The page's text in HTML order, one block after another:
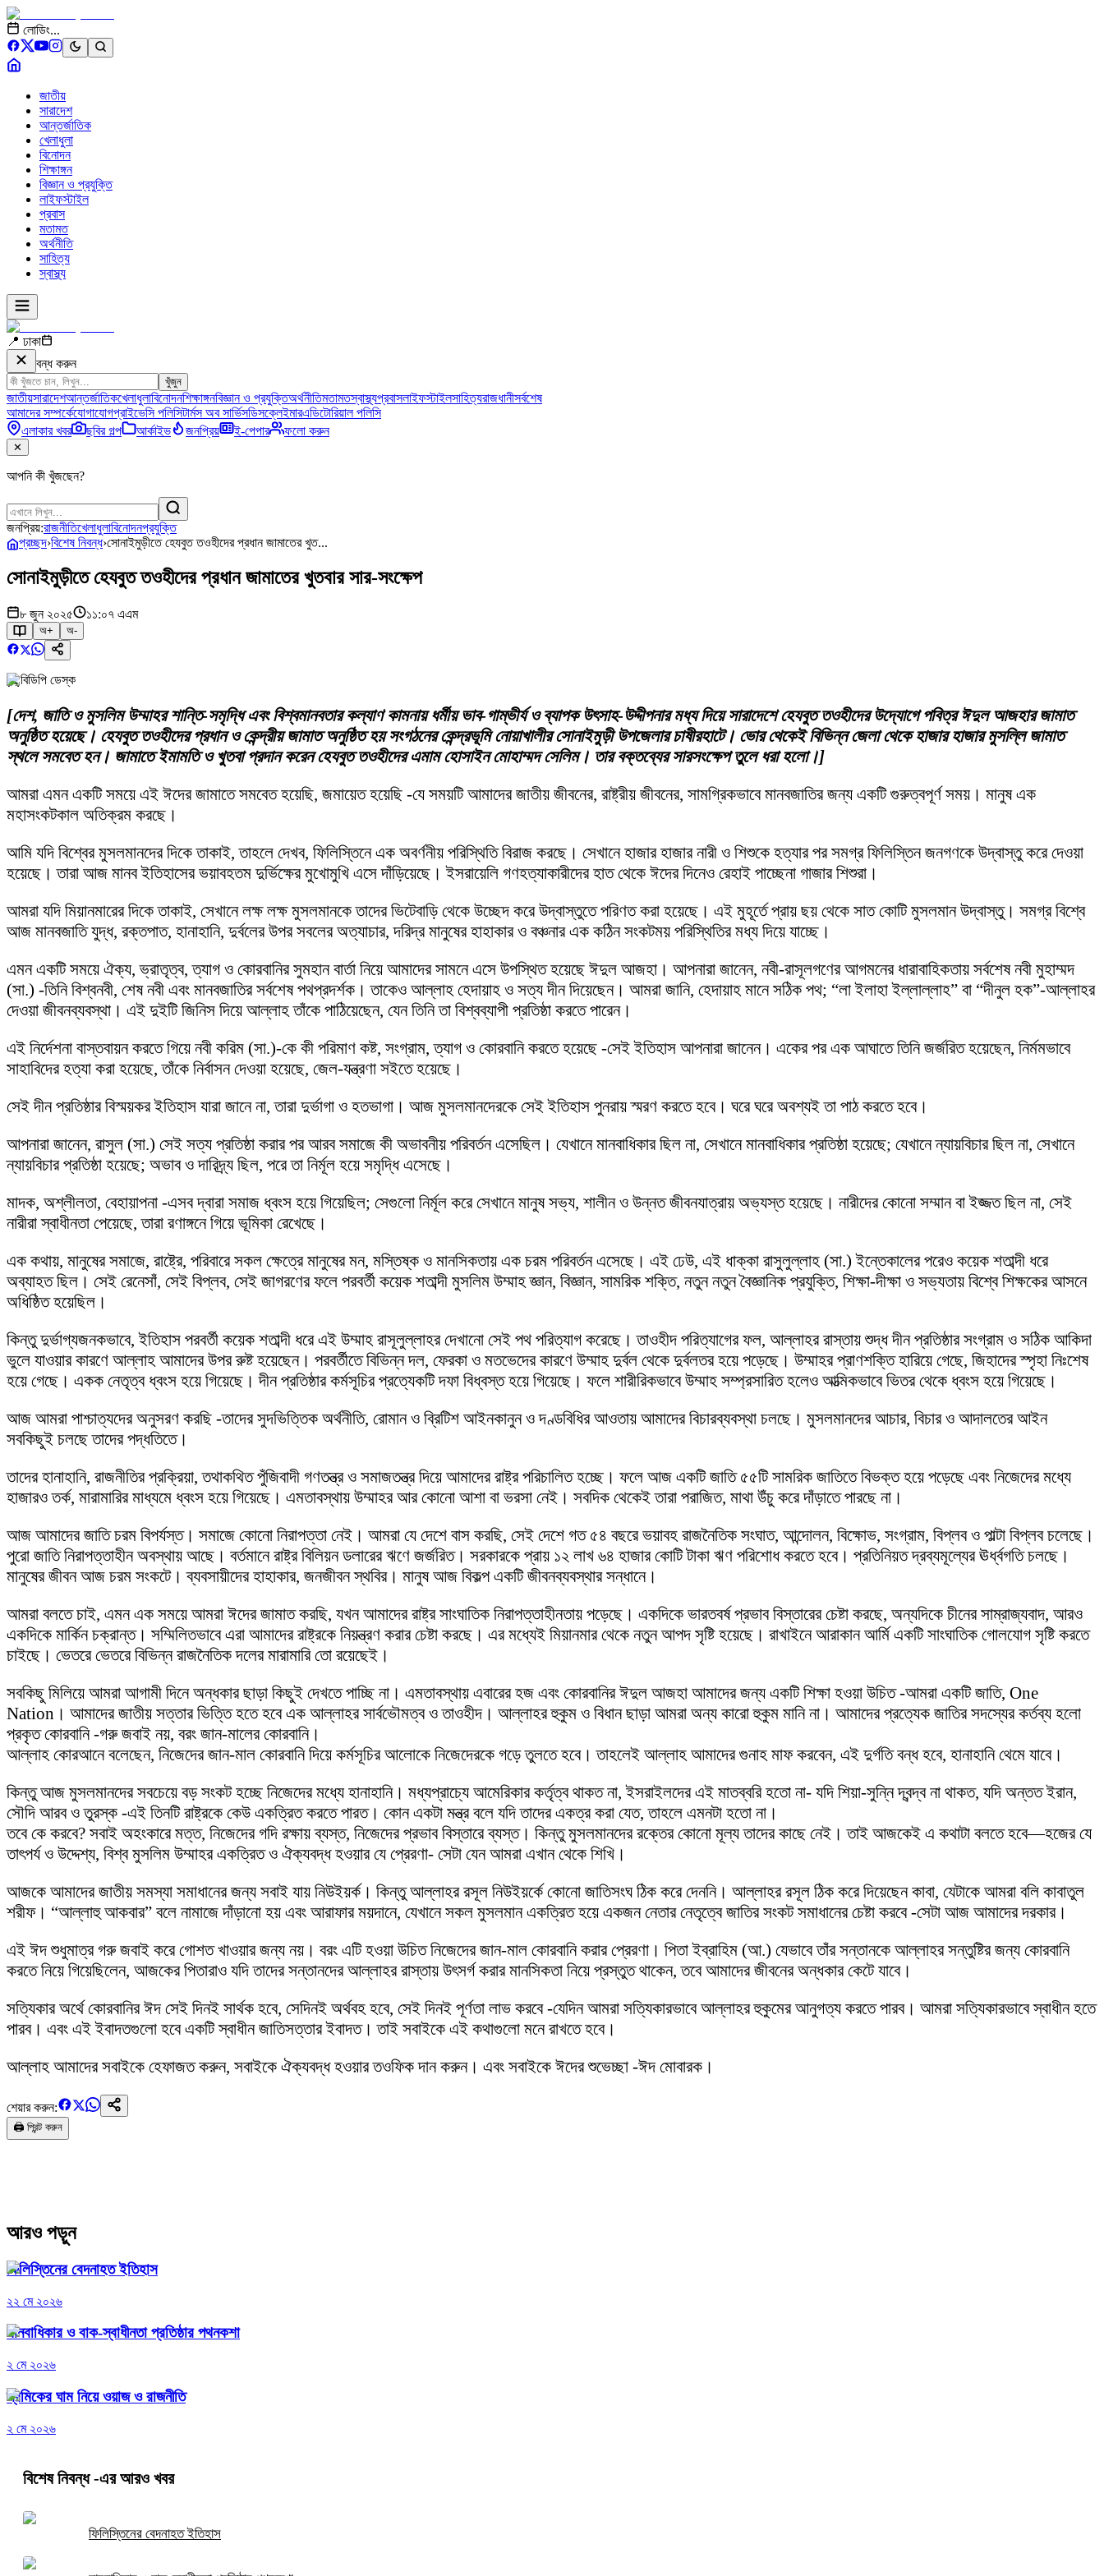
লোডিং...
জাতীয়
সারাদেশ
আন্তর্জাতিক
খেলাধুলা
বিনোদন
শিক্ষাঙ্গন
বিজ্ঞান ও প্রযুক্তি
লাইফস্টাইল
প্রবাস
মতামত
অর্থনীতি
সাহিত্য
স্বাস্থ্য
📍 ঢাকা
বন্ধ করুন
খুঁজুন
জাতীয়সারাদেশআন্তর্জাতিকখেলাধুলাবিনোদনশিক্ষাঙ্গনবিজ্ঞান ও প্রযুক্তিঅর্থনীতিমতামতস্বাস্থ্যপ্রবাসলাইফস্টাইলসাহিত্যরাজধানীসর্বশেষ
আমাদের সম্পর্কেযোগাযোগপ্রাইভেসি পলিসিটার্মস অব সার্ভিসডিসক্লেইমারএডিটোরিয়াল পলিসি
এলাকার খবর
ছবির গল্প আর্কাইভ জনপ্রিয় ই-পেপার ফলো করুন
✕
আপনি কী খুঁজছেন?
জনপ্রিয়:রাজনীতিখেলাধুলাবিনোদনপ্রযুক্তি
প্রচ্ছদ›বিশেষ নিবন্ধ›সোনাইমুড়ীতে হেযবুত তওহীদের প্রধান জামাতের খুত...
সোনাইমুড়ীতে হেযবুত তওহীদের প্রধান জামাতের খুতবার সার-সংক্ষেপ
৮ জুন ২০২৫ ১১:০৭ এএম
অ+ অ-
বিডিপি ডেস্ক
[দেশ, জাতি ও মুসলিম উম্মাহর শান্তি-সমৃদ্ধি এবং বিশ্বমানবতার কল্যাণ কামনায় ধর্মীয় ভাব-গাম্ভীর্য ও ব্যাপক উৎসাহ-উদ্দীপনার মধ্য দিয়ে সারাদেশে হেযবুত তওহীদের উদ্যোগে পবিত্র ঈদুল আজহার জামাত
অনুষ্ঠিত হয়েছে। হেযবুত তওহীদের প্রধান ও কেন্দ্রীয় জামাত অনুষ্ঠিত হয় সংগঠনের কেন্দ্রভূমি নোয়াখালীর সোনাইমুড়ী উপজেলার চাষীরহাটে। ভোর থেকেই বিভিন্ন জেলা থেকে হাজার হাজার মুসল্লি জামাত
স্থলে সমবেত হন। জামাতে ইমামতি ও খুতবা প্রদান করেন হেযবুত তওহীদের এমাম হোসাইন মোহাম্মদ সেলিম। তার বক্তব্যের সারসংক্ষেপ তুলে ধরা হলো।]
আমরা এমন একটি সময়ে এই ঈদের জামাতে সমবেত হয়েছি, জমায়েত হয়েছি -যে সময়টি আমাদের জাতীয় জীবনের, রাষ্ট্রীয় জীবনের, সামগ্রিকভাবে মানবজাতির জন্য একটি গুরুত্বপূর্ণ সময়। মানুষ এক
মহাসংকটকাল অতিক্রম করছে।
আমি যদি বিশ্বের মুসলমানদের দিকে তাকাই, তাহলে দেখব, ফিলিস্তিনে এক অবর্ণনীয় পরিস্থিতি বিরাজ করছে। সেখানে হাজার হাজার নারী ও শিশুকে হত্যার পর সমগ্র ফিলিস্তিন জনগণকে উদ্বাস্তু করে দেওয়া
হয়েছে। তারা আজ মানব ইতিহাসের ভয়াবহতম দুর্ভিক্ষের মুখোমুখি এসে দাঁড়িয়েছে। ইসরায়েলি গণহত্যাকারীদের হাত থেকে ঈদের দিনেও রেহাই পাচ্ছেনা গাজার শিশুরা।
আমরা যদি মিয়ানমারের দিকে তাকাই, সেখানে লক্ষ লক্ষ মুসলমানকে তাদের ভিটেবাড়ি থেকে উচ্ছেদ করে উদ্বাস্তুতে পরিণত করা হয়েছে। এই মুহূর্তে প্রায় ছয় থেকে সাত কোটি মুসলমান উদ্বাস্তু। সমগ্র বিশ্বে
আজ মানবজাতি যুদ্ধ, রক্তপাত, হানাহানি, দুর্বলের উপর সবলের অত্যাচার, দরিদ্র মানুষের হাহাকার ও বঞ্চনার এক কঠিন সংকটময় পরিস্থিতির মধ্য দিয়ে যাচ্ছে।
এমন একটি সময়ে ঐক্য, ভ্রাতৃত্ব, ত্যাগ ও কোরবানির সুমহান বার্তা নিয়ে আমাদের সামনে এসে উপস্থিত হয়েছে ঈদুল আজহা। আপনারা জানেন, নবী-রাসূলগণের আগমনের ধারাবাহিকতায় সর্বশেষ নবী মুহাম্মদ
(সা.) -তিনি বিশ্বনবী, শেষ নবী এবং মানবজাতির সর্বশেষ পথপ্রদর্শক। তাকেও আল্লাহ হেদায়াহ ও সত্য দীন দিয়েছেন। আমরা জানি, হেদায়াহ মানে সঠিক পথ; “লা ইলাহা ইল্লাল্লাহ” বা “দীনুল হক”-আল্লাহর
দেওয়া জীবনব্যবস্থা। এই দুইটি জিনিস দিয়ে আল্লাহ তাঁকে পাঠিয়েছেন, যেন তিনি তা বিশ্বব্যাপী প্রতিষ্ঠা করতে পারেন।
এই নির্দেশনা বাস্তবায়ন করতে গিয়ে নবী করিম (সা.)-কে কী পরিমাণ কষ্ট, সংগ্রাম, ত্যাগ ও কোরবানি করতে হয়েছে -সেই ইতিহাস আপনারা জানেন। একের পর এক আঘাতে তিনি জর্জরিত হয়েছেন, নির্মমভাবে
সাহাবিদের হত্যা করা হয়েছে, তাঁকে নির্বাসন দেওয়া হয়েছে, জেল-যন্ত্রণা সইতে হয়েছে।
সেই দীন প্রতিষ্ঠার বিস্ময়কর ইতিহাস যারা জানে না, তারা দুর্ভাগা ও হতভাগা। আজ মুসলমানদেরকে সেই ইতিহাস পুনরায় স্মরণ করতে হবে। ঘরে ঘরে অবশ্যই তা পাঠ করতে হবে।
আপনারা জানেন, রাসুল (সা.) সেই সত্য প্রতিষ্ঠা করার পর আরব সমাজে কী অভাবনীয় পরিবর্তন এসেছিল। যেখানে মানবাধিকার ছিল না, সেখানে মানবাধিকার প্রতিষ্ঠা হয়েছে; যেখানে ন্যায়বিচার ছিল না, সেখানে
ন্যায়বিচার প্রতিষ্ঠা হয়েছে; অভাব ও দারিদ্র্য ছিল, পরে তা নির্মূল হয়ে সমৃদ্ধি এসেছে।
মাদক, অশ্লীলতা, বেহায়াপনা -এসব দ্বারা সমাজ ধ্বংস হয়ে গিয়েছিল; সেগুলো নির্মূল করে সেখানে মানুষ সভ্য, শালীন ও উন্নত জীবনযাত্রায় অভ্যস্ত হয়েছে। নারীদের কোনো সম্মান বা ইজ্জত ছিল না, সেই
নারীরা স্বাধীনতা পেয়েছে, তারা রণাঙ্গনে গিয়ে ভূমিকা রেখেছে।
এক কথায়, মানুষের সমাজে, রাষ্ট্রে, পরিবারে সকল ক্ষেত্রে মানুষের মন, মস্তিষ্ক ও মানসিকতায় এক চরম পরিবর্তন এসেছে। এই ঢেউ, এই ধাক্কা রাসুলুল্লাহ (সা.) ইন্তেকালের পরেও কয়েক শতাব্দী ধরে
অব্যাহত ছিল। সেই রেনেসাঁ, সেই বিপ্লব, সেই জাগরণের ফলে পরবর্তী কয়েক শতাব্দী মুসলিম উম্মাহ জ্ঞান, বিজ্ঞান, সামরিক শক্তি, নতুন নতুন বৈজ্ঞানিক প্রযুক্তি, শিক্ষা-দীক্ষা ও সভ্যতায় বিশ্বে শিক্ষকের আসনে
অধিষ্ঠিত হয়েছিল।
কিন্তু দুর্ভাগ্যজনকভাবে, ইতিহাস পরবর্তী কয়েক শতাব্দী ধরে এই উম্মাহ রাসূলুল্লাহর দেখানো সেই পথ পরিত্যাগ করেছে। তাওহীদ পরিত্যাগের ফল, আল্লাহর রাস্তায় শুদ্ধ দীন প্রতিষ্ঠার সংগ্রাম ও সঠিক আকিদা
ভুলে যাওয়ার কারণে আল্লাহ আমাদের উপর রুষ্ট হয়েছেন। পরবর্তীতে বিভিন্ন দল, ফেরকা ও মতভেদের কারণে উম্মাহ দুর্বল থেকে দুর্বলতর হয়ে পড়েছে। উম্মাহর প্রাণশক্তি হারিয়ে গেছে, জিহাদের স্পৃহা নিঃশেষ
হয়ে গেছে। একক নেতৃত্ব ধ্বংস হয়ে গিয়েছে। দীন প্রতিষ্ঠার কর্মসূচির প্রত্যেকটি দফা বিধ্বস্ত হয়ে গিয়েছে। ফলে শারীরিকভাবে উম্মাহ সম্প্রসারিত হলেও আত্মিকভাবে ভিতর থেকে ধ্বংস হয়ে গিয়েছে।
আজ আমরা পাশ্চাত্যদের অনুসরণ করছি -তাদের সুদভিত্তিক অর্থনীতি, রোমান ও ব্রিটিশ আইনকানুন ও দণ্ডবিধির আওতায় আমাদের বিচারব্যবস্থা চলছে। মুসলমানদের আচার, বিচার ও আদালতের আইন
সবকিছুই চলছে তাদের পদ্ধতিতে।
তাদের হানাহানি, রাজনীতির প্রক্রিয়া, তথাকথিত পুঁজিবাদী গণতন্ত্র ও সমাজতন্ত্র দিয়ে আমাদের রাষ্ট্র পরিচালিত হচ্ছে। ফলে আজ একটি জাতি ৫৫টি সামরিক জাতিতে বিভক্ত হয়ে পড়েছে এবং নিজেদের মধ্যে
হাজারও তর্ক, মারামারির মাধ্যমে ধ্বংস হয়ে গিয়েছে। এমতাবস্থায় উম্মাহর আর কোনো আশা বা ভরসা নেই। সবদিক থেকেই তারা পরাজিত, মাথা উঁচু করে দাঁড়াতে পারছে না।
আজ আমাদের জাতি চরম বিপর্যস্ত। সমাজে কোনো নিরাপত্তা নেই। আমরা যে দেশে বাস করছি, সেই দেশে গত ৫৪ বছরে ভয়াবহ রাজনৈতিক সংঘাত, আন্দোলন, বিক্ষোভ, সংগ্রাম, বিপ্লব ও পাল্টা বিপ্লব চলেছে।
পুরো জাতি নিরাপত্তাহীন অবস্থায় আছে। বর্তমানে রাষ্ট্র বিলিয়ন ডলারের ঋণে জর্জরিত। সরকারকে প্রায় ১২ লাখ ৬৪ হাজার কোটি টাকা ঋণ পরিশোধ করতে হবে। প্রতিনিয়ত দ্রব্যমূল্যের ঊর্ধ্বগতি চলছে।
মানুষের জীবন আজ চরম সংকটে। ব্যবসায়ীদের হাহাকার, জনজীবন স্থবির। মানুষ আজ বিকল্প একটি জীবনব্যবস্থার সন্ধানে।
আমরা বলতে চাই, এমন এক সময়ে আমরা ঈদের জামাত করছি, যখন আমাদের রাষ্ট্র সাংঘাতিক নিরাপত্তাহীনতায় পড়েছে। একদিকে ভারতবর্ষ প্রভাব বিস্তারের চেষ্টা করছে, অন্যদিকে চীনের সাম্রাজ্যবাদ, আরও
একদিকে মার্কিন চক্রান্ত। সম্মিলিতভাবে এরা আমাদের রাষ্ট্রকে নিয়ন্ত্রণ করার চেষ্টা করছে। এর মধ্যেই মিয়ানমার থেকে নতুন আপদ সৃষ্টি হয়েছে। রাখাইনে আরাকান আর্মি একটি সাংঘাতিক গোলযোগ সৃষ্টি করতে
চাইছে। ভেতরে ভেতরে বিভিন্ন রাজনৈতিক দলের মারামারি তো রয়েছেই।
সবকিছু মিলিয়ে আমরা আগামী দিনে অন্ধকার ছাড়া কিছুই দেখতে পাচ্ছি না। এমতাবস্থায় এবারের হজ এবং কোরবানির ঈদুল আজহা আমাদের জন্য একটি শিক্ষা হওয়া উচিত -আমরা একটি জাতি, One
Nation। আমাদের জাতীয় সত্তার ভিত্তি হতে হবে এক আল্লাহর সার্বভৌমত্ব ও তাওহীদ। আল্লাহর হুকুম ও বিধান ছাড়া আমরা অন্য কারো হুকুম মানি না। আমাদের প্রত্যেক জাতির সদস্যের কর্তব্য হলো
প্রকৃত কোরবানি -গরু জবাই নয়, বরং জান-মালের কোরবানি।
আল্লাহ কোরআনে বলেছেন, নিজেদের জান-মাল কোরবানি দিয়ে কর্মসূচির আলোকে নিজেদেরকে গড়ে তুলতে হবে। তাহলেই আল্লাহ আমাদের গুনাহ মাফ করবেন, এই দুর্গতি বন্ধ হবে, হানাহানি থেমে যাবে।
কিন্তু আজ মুসলমানদের সবচেয়ে বড় সংকট হচ্ছে নিজেদের মধ্যে হানাহানি। মধ্যপ্রাচ্যে আমেরিকার কর্তৃত্ব থাকত না, ইসরাইলদের এই মাতব্বরি হতো না- যদি শিয়া-সুন্নি দ্বন্দ্ব না থাকত, যদি অন্তত ইরান,
সৌদি আরব ও তুরস্ক -এই তিনটি রাষ্ট্রকে কেউ একত্রিত করতে পারত। কোন একটা মন্ত্র বলে যদি তাদের একত্র করা যেত, তাহলে এমনটা হতো না।
তবে কে করবে? সবাই অহংকারে মত্ত, নিজেদের গদি রক্ষায় ব্যস্ত, নিজেদের প্রভাব বিস্তারে ব্যস্ত। কিন্তু মুসলমানদের রক্তের কোনো মূল্য তাদের কাছে নেই। তাই আজকেই এ কথাটা বলতে হবে—হজের যে
তাৎপর্য ও উদ্দেশ্য, বিশ্ব মুসলিম উম্মাহর একত্রিত ও ঐক্যবদ্ধ হওয়ার যে প্রেরণা- সেটা যেন আমরা এখান থেকে শিখি।
আজকে আমাদের জাতীয় সমস্যা সমাধানের জন্য সবাই যায় নিউইয়র্ক। কিন্তু আল্লাহর রসূল নিউইয়র্কে কোনো জাতিসংঘ ঠিক করে দেননি। আল্লাহর রসূল ঠিক করে দিয়েছেন কাবা, যেটাকে আমরা বলি কাবাতুল
শরীফ। “আল্লাহু আকবার” বলে নামাজে দাঁড়ানো হয় এবং আরাফার ময়দানে, যেখানে সকল মুসলমান একত্রিত হয়ে একজন নেতার নেতৃত্বে জাতির সংকট সমাধানের চেষ্টা করবে -সেটা আজ আমাদের দরকার।
এই ঈদ শুধুমাত্র গরু জবাই করে গোশত খাওয়ার জন্য নয়। বরং এটি হওয়া উচিত নিজেদের জান-মাল কোরবানি করার প্রেরণা। পিতা ইব্রাহিম (আ.) যেভাবে তাঁর সন্তানকে আল্লাহর সন্তুষ্টির জন্য কোরবানি
করতে নিয়ে গিয়েছিলেন, আজকের পিতারাও যদি তাদের সন্তানদের আল্লাহর রাস্তায় উৎসর্গ করার মানসিকতা নিয়ে প্রস্তুত থাকেন, তবে আমাদের জীবনের অন্ধকার কেটে যাবে।
সত্যিকার অর্থে কোরবানির ঈদ সেই দিনই সার্থক হবে, সেদিনই অর্থবহ হবে, সেই দিনই পূর্ণতা লাভ করবে -যেদিন আমরা সত্যিকারভাবে আল্লাহর হুকুমের আনুগত্য করতে পারব। আমরা সত্যিকারভাবে স্বাধীন হতে
পারব। এবং এই ইবাদতগুলো হবে একটি স্বাধীন জাতিসত্তার ইবাদত। তাই সবাইকে এই কথাগুলো মনে রাখতে হবে।
আল্লাহ আমাদের সবাইকে হেফাজত করুন, সবাইকে ঐক্যবদ্ধ হওয়ার তওফিক দান করুন। এবং সবাইকে ঈদের শুভেচ্ছা -ঈদ মোবারক।
শেয়ার করুন:
🖨️ প্রিন্ট করুন
আরও পড়ুন
ফিলিস্তিনের বেদনাহত ইতিহাস
২২ মে ২০২৬
মানবাধিকার ও বাক-স্বাধীনতা প্রতিষ্ঠার পথনকশা
২ মে ২০২৬
শ্রমিকের ঘাম নিয়ে ওয়াজ ও রাজনীতি
২ মে ২০২৬
বিশেষ নিবন্ধ-এর আরও খবর
ফিলিস্তিনের বেদনাহত ইতিহাস